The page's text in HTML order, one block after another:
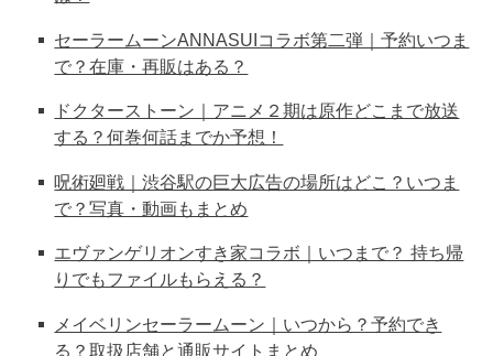
セーラームーンANNASUIコラボ第二弾｜予約いつま
で？在庫・再販はある？
ドクターストーン｜アニメ２期は原作どこまで放送
する？何巻何話までか予想！
呪術廻戦｜渋谷駅の巨大広告の場所はどこ？いつま
で？写真・動画もまとめ
エヴァンゲリオンすき家コラボ｜いつまで？ 持ち帰
りでもファイルもらえる？
メイベリンセーラームーン｜いつから？予約でき
る？取扱店舗と通販サイトまとめ